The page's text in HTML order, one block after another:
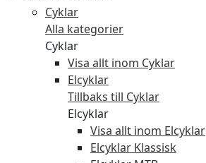
Cyklar
Alla kategorier
Cyklar
Visa allt inom Cyklar
Elcyklar
Tillbaks till Cyklar
Elcyklar
Visa allt inom Elcyklar
Elcyklar Klassisk